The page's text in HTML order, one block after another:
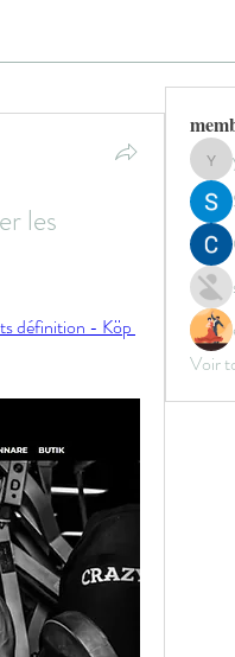
les
définition - Köp
Voir